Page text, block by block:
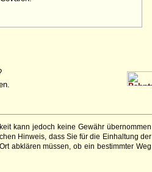
kann jedoch keine Gewähr übernommen
Hinweis, dass Sie für die Einhaltung der
abklären müssen, ob ein bestimmter Weg